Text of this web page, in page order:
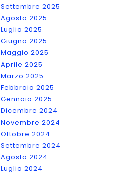
Settembre 2025
Agosto 2025
Luglio 2025
Giugno 2025
Maggio 2025
Aprile 2025
Marzo 2025
Febbraio 2025
Gennaio 2025
Dicembre 2024
Novembre 2024
Ottobre 2024
Settembre 2024
Agosto 2024
Luglio 2024